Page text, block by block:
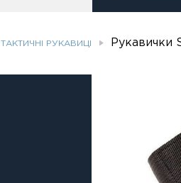
ТАКТИЧНІ РУКАВИЦІ Рукавички